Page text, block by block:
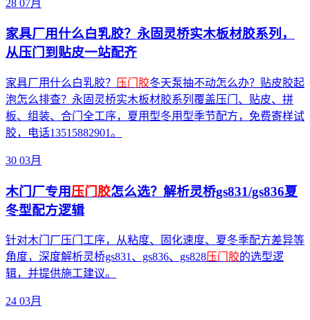
28 07月
家具厂用什么白乳胶？永固灵桥实木板材胶系列，
从压门到贴皮一站配齐
家具厂用什么白乳胶？ 压门胶冬天泵抽不动怎么办？贴皮胶起
泡怎么排查？永固灵桥实木板材胶系列覆盖压门、贴皮、拼
板、组装、合门全工序，夏用型冬用型季节配方，免费寄样试
胶，电话13515882901。
30 03月
木门厂专用压门胶怎么选？解析灵桥gs831/gs836夏
冬型配方逻辑
针对木门厂压门工序，从粘度、固化速度、夏冬季配方差异等
角度，深度解析灵桥gs831、gs836、gs828压门胶的选型逻
辑，并提供施工建议。
24 03月